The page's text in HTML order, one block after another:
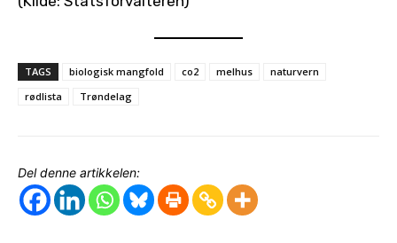
TAGS biologisk mangfold co2 melhus
naturvern
rødlista
Trøndelag
Del denne artikkelen: